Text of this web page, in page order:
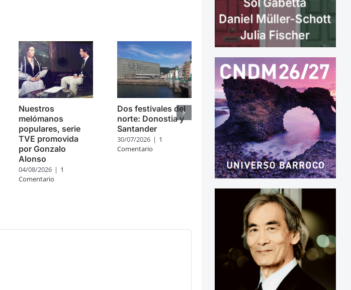
Nuestros
melómanos
populares, serie
TVE promovida
por Gonzalo
Alonso
04/08/2026 | 1
Comentario
Dos festivales del
norte: Donostia y
Santander
30/07/2026 | 1
Comentario